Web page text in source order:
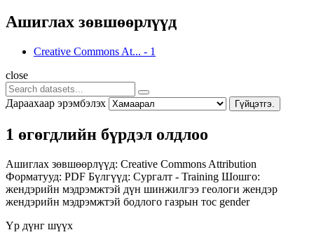
Ашиглах зөвшөөрлүүд
Creative Commons At... - 1
close
Дараахаар эрэмбэлэх Гүйцэтгэ.
1 өгөгдлийн бүрдэл олдлоо
Ашиглах зөвшөөрлүүд: Creative Commons Attribution
Форматууд: PDF Бүлгүүд: Сургалт - Training Шошго:
жендэрийн мэдрэмжтэй дүн шинжилгээ геологи жендэр
жендэрийн мэдрэмжтэй бодлого газрын тос gender
Үр дүнг шүүх